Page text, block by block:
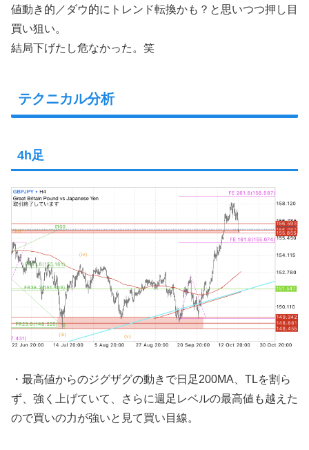
値動き的／ダウ的にトレンド転換かも？と思いつつ押し目
買い狙い。
結局下げたし危なかった。笑
テクニカル分析
4h足
・最高値からのジグザグの動きで日足200MA、TLを割ら
ず、強く上げていて、さらに週足レベルの最高値も越えた
ので買いの力が強いと見て買い目線。